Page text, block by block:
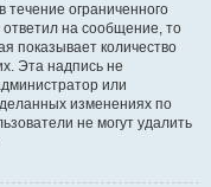
течение ограниченного
ответил на сообщение, то
показывает количество
Эта надпись не
или
изменениях по
не могут удалить